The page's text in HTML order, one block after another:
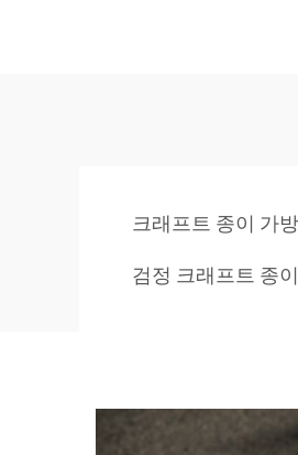
크래프트 종이 가
검정 크래프트 종